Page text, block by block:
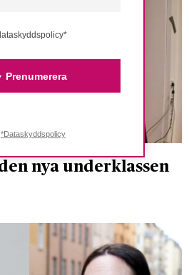
nya underklassen
Prenumerera
*Dataskyddspolicy